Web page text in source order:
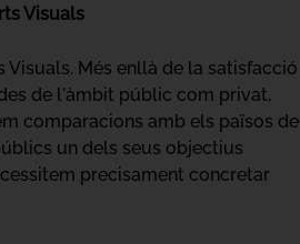
Visuals
Més enllà de la satisfacció
de l'àmbit públic com privat,
comparacions amb els països de
un dels seus objectius
precisament concretar